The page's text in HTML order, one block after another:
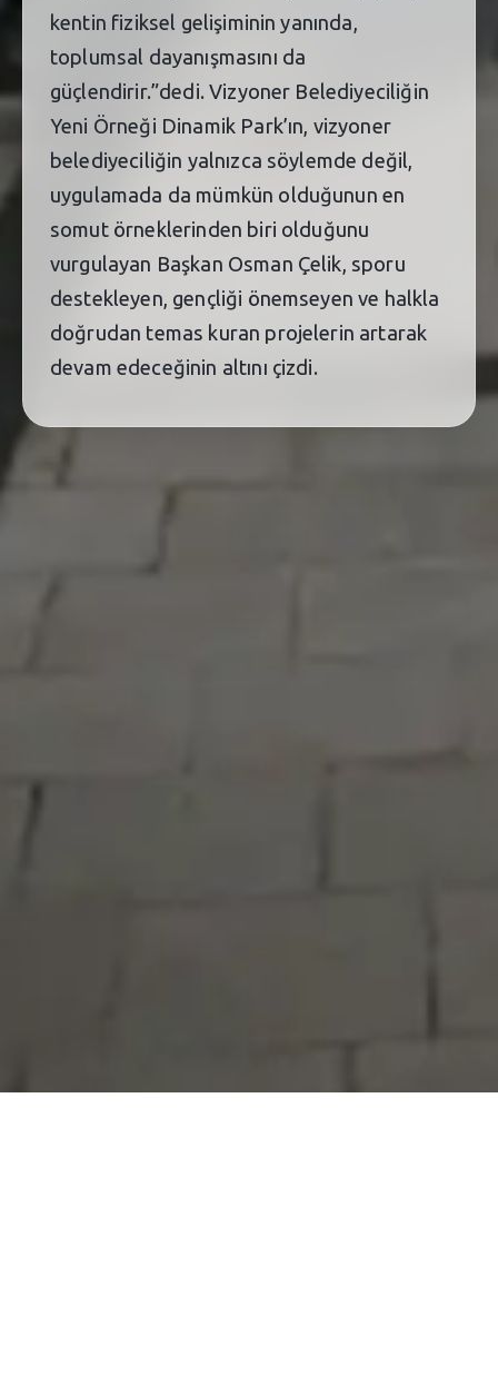
kentin fiziksel gelişiminin yanında,
toplumsal dayanışmasını da
güçlendirir.”dedi. Vizyoner Belediyeciliğin
Yeni Örneği Dinamik Park’ın, vizyoner
belediyeciliğin yalnızca söylemde değil,
uygulamada da mümkün olduğunun en
somut örneklerinden biri olduğunu
vurgulayan Başkan Osman Çelik, sporu
destekleyen, gençliği önemseyen ve halkla
doğrudan temas kuran projelerin artarak
devam edeceğinin altını çizdi.